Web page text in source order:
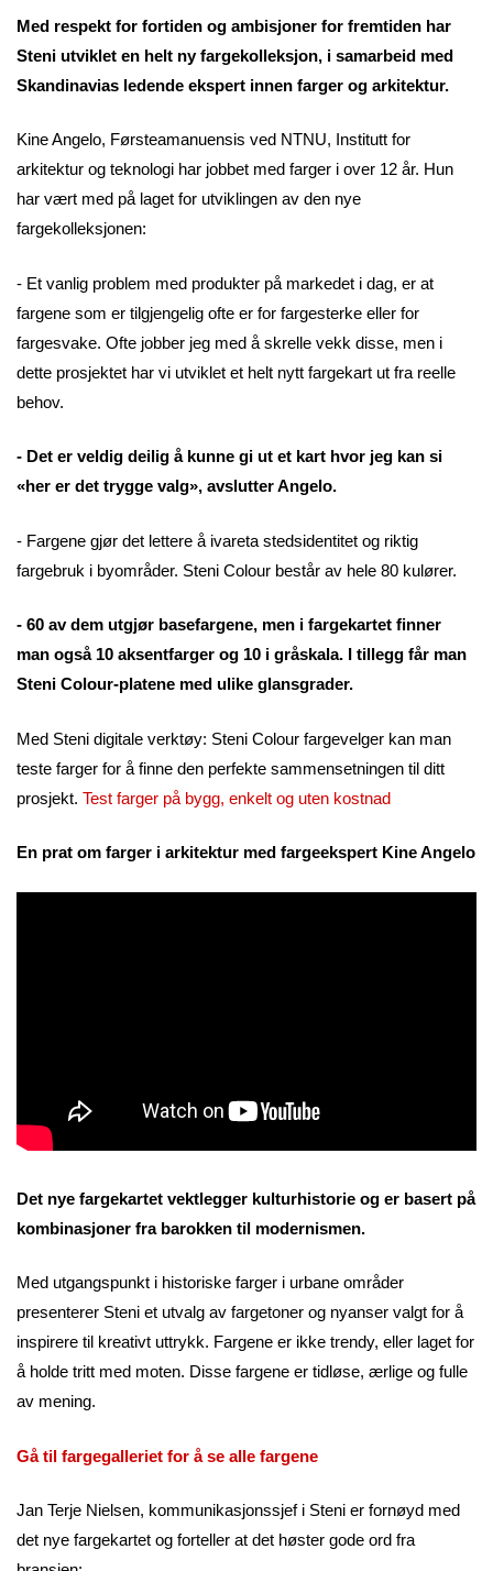
Med respekt for fortiden og ambisjoner for fremtiden har
Steni utviklet en helt ny fargekolleksjon, i samarbeid med
Skandinavias ledende ekspert innen farger og arkitektur.
Kine Angelo, Førsteamanuensis ved NTNU, Institutt for
arkitektur og teknologi har jobbet med farger i over 12 år. Hun
har vært med på laget for utviklingen av den nye
fargekolleksjonen:
- Et vanlig problem med produkter på markedet i dag, er at
fargene som er tilgjengelig ofte er for fargesterke eller for
fargesvake. Ofte jobber jeg med å skrelle vekk disse, men i
dette prosjektet har vi utviklet et helt nytt fargekart ut fra reelle
behov.
- Det er veldig deilig å kunne gi ut et kart hvor jeg kan si
«her er det trygge valg», avslutter Angelo.
- Fargene gjør det lettere å ivareta stedsidentitet og riktig
fargebruk i byområder. Steni Colour består av hele 80 kulører.
- 60 av dem utgjør basefargene, men i fargekartet finner
man også 10 aksentfarger og 10 i gråskala. I tillegg får man
Steni Colour-platene med ulike glansgrader.
Med Steni digitale verktøy: Steni Colour fargevelger kan man
teste farger for å finne den perfekte sammensetningen til ditt
prosjekt. Test farger på bygg, enkelt og uten kostnad
En prat om farger i arkitektur med fargeekspert Kine Angelo
Det nye fargekartet vektlegger kulturhistorie og er basert på
kombinasjoner fra barokken til modernismen.
Med utgangspunkt i historiske farger i urbane områder
presenterer Steni et utvalg av fargetoner og nyanser valgt for å
inspirere til kreativt uttrykk. Fargene er ikke trendy, eller laget for
å holde tritt med moten. Disse fargene er tidløse, ærlige og fulle
av mening.
Gå til fargegalleriet for å se alle fargene
Jan Terje Nielsen, kommunikasjonssjef i Steni er fornøyd med
det nye fargekartet og forteller at det høster gode ord fra